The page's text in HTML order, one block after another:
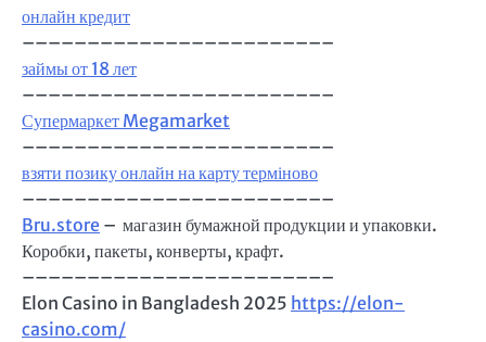
онлайн кредит
––––––––––––––––––––––––
займы от 18 лет
––––––––––––––––––––––––
Супермаркет Megamarket
––––––––––––––––––––––––
взяти позику онлайн на карту терміново
––––––––––––––––––––––––
Bru.store – магазин бумажной продукции и упаковки.
Коробки, пакеты, конверты, крафт.
––––––––––––––––––––––––
Elon Casino in Bangladesh 2025 https://elon-
casino.com/